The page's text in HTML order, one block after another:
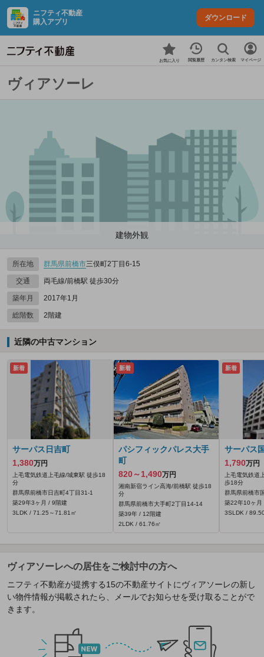
ニフティ不動産
購入アプリ
ダウンロード
お気に入り 閲覧履歴 カンタン検索 マイページ
ヴィアソーレ
建物外観
所在地 群馬県前橋市三俣町2丁目6-15
交通 両毛線/前橋駅 徒歩30分
築年月 2017年1月
総階数 2階建
近隣の中古マンション
新着
サーパス日吉町
1,380万円
上毛電気鉄道上毛線/城東駅 徒歩18
分
群馬県前橋市日吉町4丁目31-1
築29年3ヶ月 / 9階建
3LDK / 71.25～71.81㎡
新着
パシフィックパレス大手
町
820～1,490万円
湘南新宿ライン高海/前橋駅 徒歩18
分
群馬県前橋市大手町2丁目14-14
築39年 / 12階建
2LDK / 61.76㎡
新着
サーパス
1,790万円
上毛電気鉄道
歩18分
群馬県前橋市
築22年10ヶ月
3SLDK /
ヴィアソーレへの居住をご検討中の方へ
ニフティ不動産が提携する15の不動産サイトにヴィアソーレの新し
い物件情報が掲載されたら、メールでお知らせを受け取ることがで
きます。